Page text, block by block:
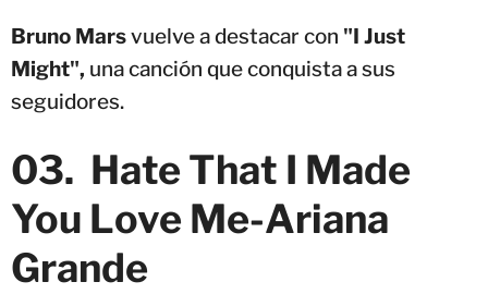
Bruno Marsvuelve a destacar con "I Just
Might", una canción que conquista a sus
seguidores.
03. Hate That I Made
You Love Me-Ariana
Grande